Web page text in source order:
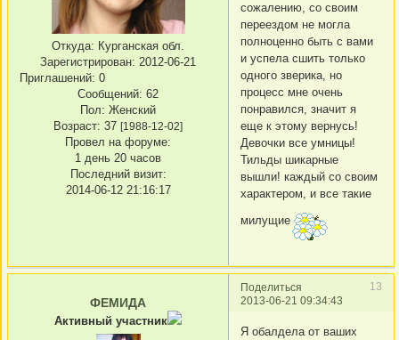
Откуда: Курганская обл.
Зарегистрирован: 2012-06-21
Приглашений: 0
Сообщений: 62
Пол: Женский
Возраст: 37 [1988-12-02]
Провел на форуме:
1 день 20 часов
Последний визит:
2014-06-12 21:16:17
сожалению, со своим
переездом не могла
полноценно быть с вами
и успела сшить только
одного зверика, но
процесс мне очень
понравился, значит я
еще к этому вернусь!
Девочки все умницы!
Тильды шикарные
вышли! каждый со своим
характером, и все такие
милущие
Поделиться
13
2013-06-21 09:34:43
ФЕМИДА
Активный участник
Я обалдела от ваших